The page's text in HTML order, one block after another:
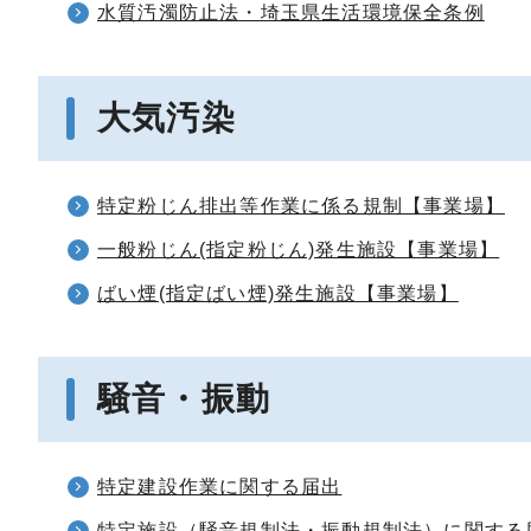
水質汚濁防止法・埼玉県生活環境保全条例
大気汚染
特定粉じん排出等作業に係る規制【事業場】
一般粉じん(指定粉じん)発生施設【事業場】
ばい煙(指定ばい煙)発生施設【事業場】
騒音・振動
特定建設作業に関する届出